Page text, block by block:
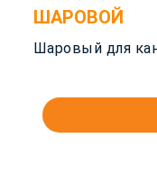
ШАРОВОЙ
Шаровый для